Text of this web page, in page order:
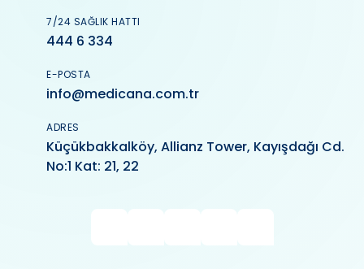
7/24 SAĞLIK HATTI
444 6 334
E-POSTA
info@medicana.com.tr
ADRES
Küçükbakkalköy, Allianz Tower, Kayışdağı Cd.
No:1 Kat: 21, 22